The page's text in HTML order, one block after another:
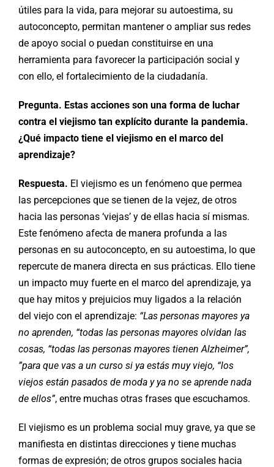
útiles para la vida, para mejorar su autoestima, su
autoconcepto, permitan mantener o ampliar sus redes
de apoyo social o puedan constituirse en una
herramienta para favorecer la participación social y
con ello, el fortalecimiento de la ciudadanía.
Pregunta. Estas acciones son una forma de luchar
contra el viejismo tan explícito durante la pandemia.
¿Qué impacto tiene el viejismo en el marco del
aprendizaje?
Respuesta. El viejismo es un fenómeno que permea
las percepciones que se tienen de la vejez, de otros
hacia las personas ‘viejas’ y de ellas hacia sí mismas.
Este fenómeno afecta de manera profunda a las
personas en su autoconcepto, en su autoestima, lo que
repercute de manera directa en sus prácticas. Ello tiene
un impacto muy fuerte en el marco del aprendizaje, ya
que hay mitos y prejuicios muy ligados a la relación
del viejo con el aprendizaje: “Las personas mayores ya
no aprenden, “todas las personas mayores olvidan las
cosas, “todas las personas mayores tienen Alzheimer”,
”para que vas a un curso si ya estás muy viejo, “los
viejos están pasados de moda y ya no se aprende nada
de ellos”, entre muchas otras frases que escuchamos.
El viejismo es un problema social muy grave, ya que se
manifiesta en distintas direcciones y tiene muchas
formas de expresión; de otros grupos sociales hacia